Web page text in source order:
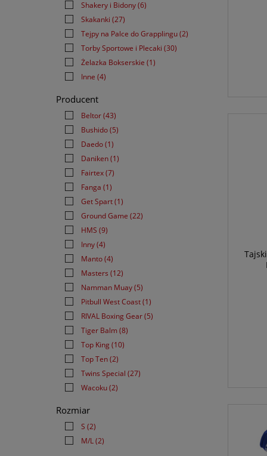
Shakery i Bidony(6)
Skakanki (27)
Tejpy na Palce do Grapplingu(2)
Torby Sportowe i Plecaki (30)
Żelazka Bokserskie (1)
Inne (4)
Producent
Beltor(43)
Bushido(5)
Daedo(1)
Daniken(1)
Fairtex(7)
Fanga (1)
Get Spart(1)
Ground Game (22)
HMS (9)
Inny(4)
Manto(4)
Masters (12)
Namman Muay(5)
Pitbull West Coast(1)
RIVAL Boxing Gear(5)
Tiger Balm(8)
Top King (10)
Top Ten(2)
Twins Special (27)
Wacoku(2)
Rozmiar
S (2)
M/L(2)